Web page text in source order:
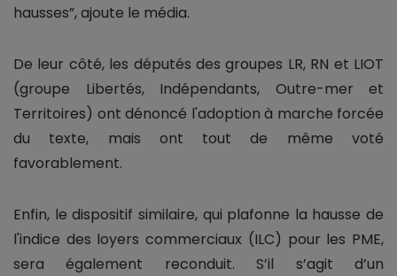
hausses”, ajoute le média.
De leur côté, les députés des groupes LR, RN et LIOT
(groupe Libertés, Indépendants, Outre-mer et
Territoires) ont dénoncé l'adoption à marche forcée
du texte, mais ont tout de même voté
favorablement.
Enfin, le dispositif similaire, qui plafonne la hausse de
l'indice des loyers commerciaux (ILC) pour les PME,
sera également reconduit. S’il s’agit d’un